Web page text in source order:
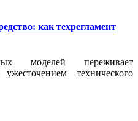
как техрегламент
моделей переживает
технического